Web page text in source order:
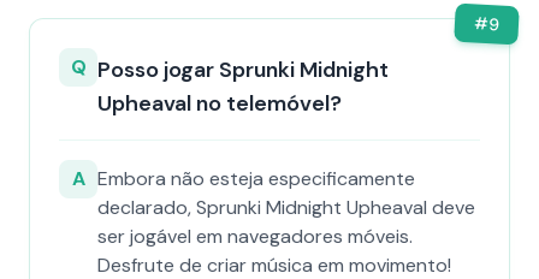
#9
Q Posso jogar Sprunki Midnight
Upheaval no telemóvel?
A Embora não esteja especificamente
declarado, Sprunki Midnight Upheaval deve
ser jogável em navegadores móveis.
Desfrute de criar música em movimento!